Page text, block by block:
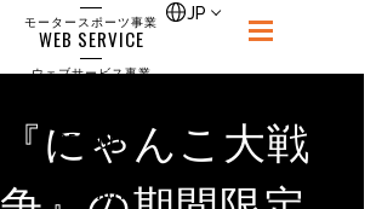
モータースポーツ事業
WEB SERVICE
ウェブサービス事業
RECRUIT
CONTACT
JP
『にゃんこ大戦